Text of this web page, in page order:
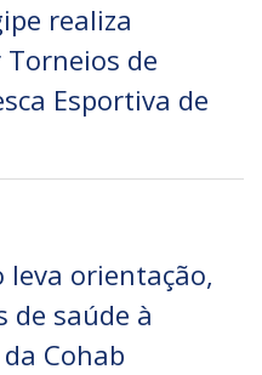
realiza
de
Esportiva de
leva orientação,
de saúde à
Cohab